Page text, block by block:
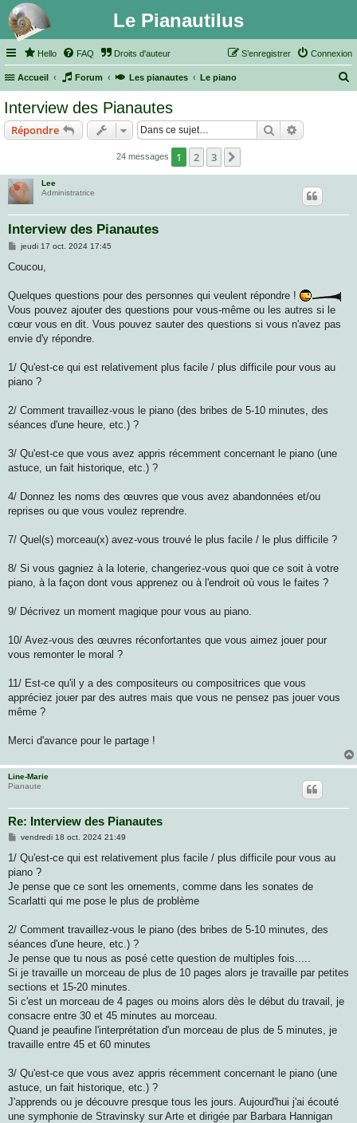
Le Pianautilus
Hello FAQ Droits d'auteur Connexion
S’enregistrer
Accueil Forum Les pianautes Le piano
Interview des Pianautes
Répondre Rechercher
24 messages 1 2 3
Lee
Administratrice
Interview des Pianautes
M
s
g
jeudi 17 oct. 2024 17:45
Coucou,
Quelques questions pour des personnes qui veulent répondre !
Vous pouvez ajouter des questions pour vous-même ou les autres si le
cœur vous en dit. Vous pouvez sauter des questions si vous n'avez pas
envie d'y répondre.
1/ Qu'est-ce qui est relativement plus facile / plus difficile pour vous au
piano ?
2/ Comment travaillez-vous le piano (des bribes de 5-10 minutes, des
séances d'une heure, etc.) ?
3/ Qu'est-ce que vous avez appris récemment concernant le piano (une
astuce, un fait historique, etc.) ?
4/ Donnez les noms des œuvres que vous avez abandonnées et/ou
reprises ou que vous voulez reprendre.
7/ Quel(s) morceau(x) avez-vous trouvé le plus facile / le plus difficile ?
8/ Si vous gagniez à la loterie, changeriez-vous quoi que ce soit à votre
piano, à la façon dont vous apprenez ou à l'endroit où vous le faites ?
9/ Décrivez un moment magique pour vous au piano.
10/ Avez-vous des œuvres réconfortantes que vous aimez jouer pour
vous remonter le moral ?
11/ Est-ce qu'il y a des compositeurs ou compositrices que vous
appréciez jouer par des autres mais que vous ne pensez pas jouer vous
même ?
Merci d'avance pour le partage !
Line-Marie
Pianaute
Re: Interview des Pianautes
M
s
a
g
vendredi 18 oct. 2024 21:49
1/ Qu'est-ce qui est relativement plus facile / plus difficile pour vous au
piano ?
Je pense que ce sont les ornements, comme dans les sonates de
Scarlatti qui me pose le plus de problème
2/ Comment travaillez-vous le piano (des bribes de 5-10 minutes, des
séances d'une heure, etc.) ?
Je pense que tu nous as posé cette question de multiples fois.....
Si je travaille un morceau de plus de 10 pages alors je travaille par petites
sections et 15-20 minutes.
Si c'est un morceau de 4 pages ou moins alors dès le début du travail, je
consacre entre 30 et 45 minutes au morceau.
Quand je peaufine l'interprétation d'un morceau de plus de 5 minutes, je
travaille entre 45 et 60 minutes
3/ Qu'est-ce que vous avez appris récemment concernant le piano (une
astuce, un fait historique, etc.) ?
J'apprends ou je découvre presque tous les jours. Aujourd'hui j'ai écouté
une symphonie de Stravinsky sur Arte et dirigée par Barbara Hannigan